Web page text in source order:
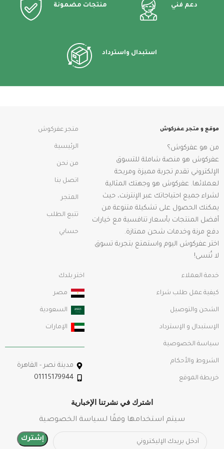
دعم فني منتجات مضمونة
استبدال واسترداد
موقع و متجر عفركوش
من هو عفركوش؟
عفركوش هو منصة شاملة للتسوق
الإلكتروني تقدم تجربة مميزة ومريحة
لعملائها. عفركوش هو وجهتك المثالية
لشراء جميع احتياجاتك عبر الإنترنت، حيث
يمكنك الحصول على تشكيلة متنوعة من
أفضل المنتجات بأسعار تنافسية مع خيارات
دفع مرنة وخدمات شحن ممتازة.
اختر عفركوش اليوم واستمتع بتجربة تسوق
لا تُنسى!
متجر عفركوش
الرئيسية
من نحن
اتصل بنا
المتجر
تتبع الطلب
حسابي
خدمة العملاء
كيفية عمل طلب شراء
الشحن والتوصيل
الإستبدال و الإسترداد
سياسة الخصوصية
الشروط والأحكام
خريطة الموقع
اختر بلدك
مصر
السعودية
الإمارات
مدينة نصر - القاهرة
01115179944
اشترك في نشرتنا الإخبارية
سيتم استخدامها وفقًا لسياسة الخصوصية